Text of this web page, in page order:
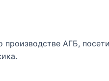
АГБ,